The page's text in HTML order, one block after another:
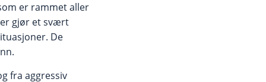
er rammet aller
gjør et svært
De
fra aggressiv